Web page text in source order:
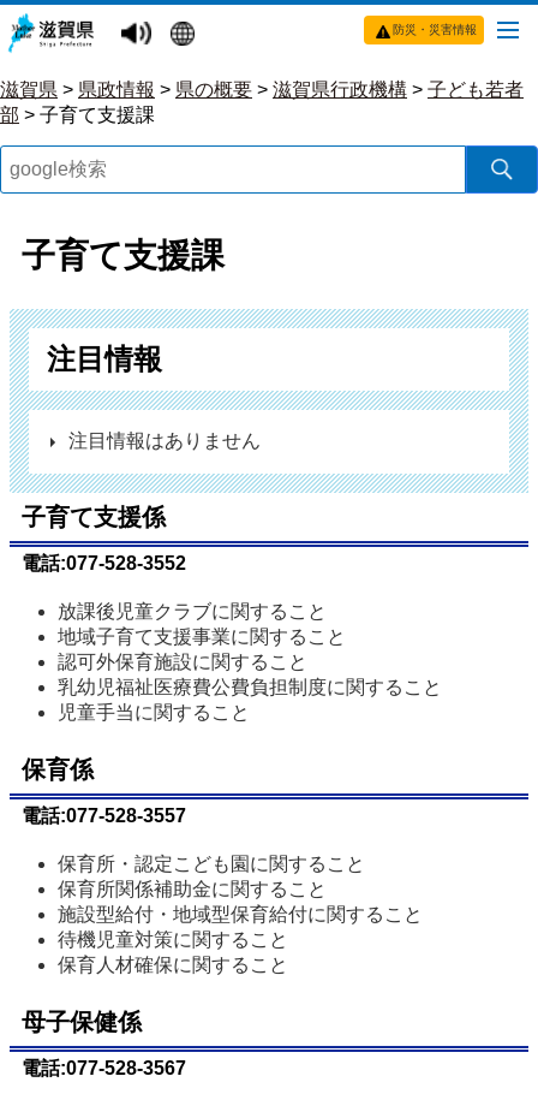
防災・災害情報
滋賀県 > 県政情報 > 県の概要 > 滋賀県行政機構 > 子ども若者
部 > 子育て支援課
子育て支援課
注目情報
注目情報はありません
子育て支援係
電話:077-528-3552
放課後児童クラブに関すること
地域子育て支援事業に関すること
認可外保育施設に関すること
乳幼児福祉医療費公費負担制度に関すること
児童手当に関すること
保育係
電話:077-528-3557
保育所・認定こども園に関すること
保育所関係補助金に関すること
施設型給付・地域型保育給付に関すること
待機児童対策に関すること
保育人材確保に関すること
母子保健係
電話:077-528-3567